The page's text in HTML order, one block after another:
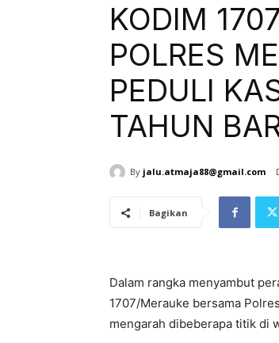
KODIM
POLRES
PEDULI
TAHUN
By jalu.atmaja88@gmail.com
Bagikan
Dalam rangka menyambut
1707/Merauke bersama
mengarah dibeberapa titik di